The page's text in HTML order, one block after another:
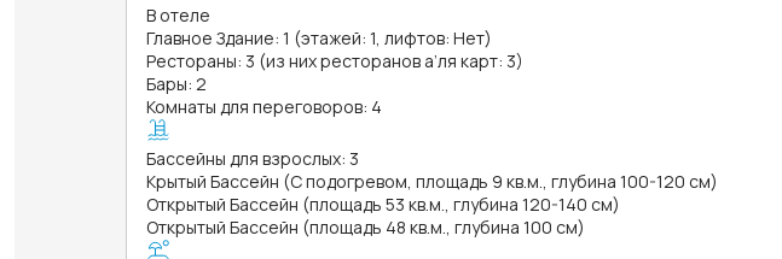
В отеле
Главное Здание: 1 (этажей: 1, лифтов: Нет)
Рестораны: 3 (из них ресторанов а’ля карт: 3)
Бары: 2
Комнаты для переговоров: 4
Бассейны для взрослых: 3
Крытый Бассейн (С подогревом, площадь 9 кв.м., глубина 100-120 см)
Открытый Бассейн (площадь 53 кв.м., глубина 120-140 см)
Открытый Бассейн (площадь 48 кв.м., глубина 100 см)